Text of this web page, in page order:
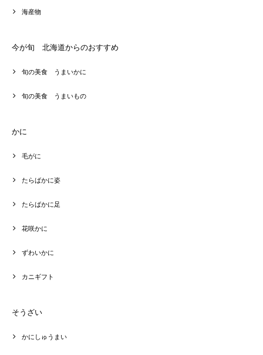
海産物
今が旬 北海道からのおすすめ
旬の美食 うまいかに
旬の美食 うまいもの
かに
毛がに
たらばかに姿
たらばかに足
花咲かに
ずわいかに
カニギフト
そうざい
かにしゅうまい